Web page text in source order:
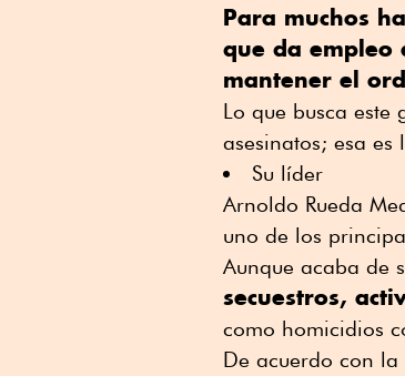
Para muchos
que da empleo
mantener el
Lo que busca
asesinatos; esa
Su líder
Arnoldo Rueda
uno de los
Aunque acaba de
secuestros,
como homicidios
De acuerdo con la